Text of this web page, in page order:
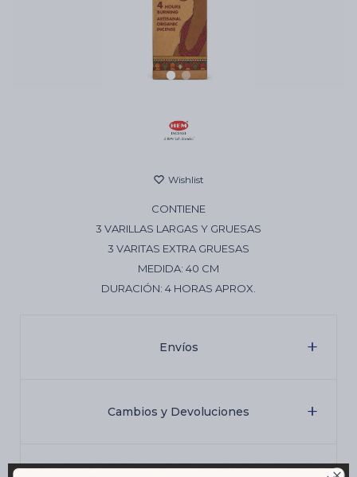
CONTIENE
3 VARILLAS LARGAS Y GRUESAS
3 VARITAS EXTRA GRUESAS
MEDIDA: 40 CM
DURACIÓN: 4 HORAS APROX.
Envíos
Cambios y Devoluciones
Artículos Esotéricos